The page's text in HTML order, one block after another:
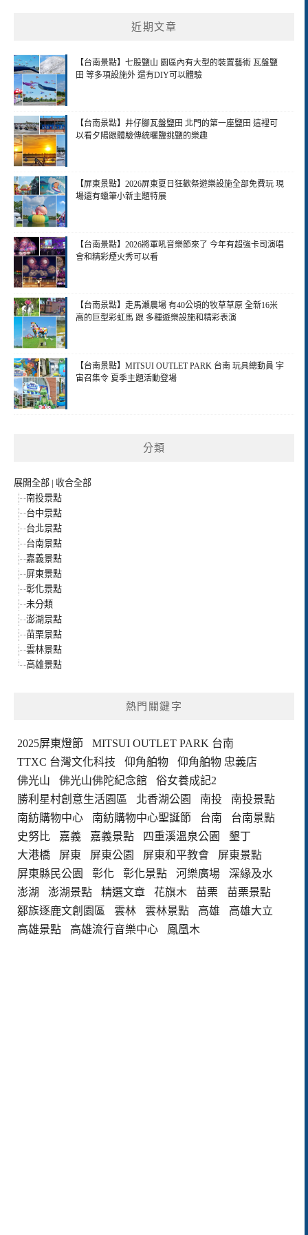
近期文章
【台南景點】七股鹽山 園區內有大型的裝置藝術 瓦盤鹽
田 等多項設施外 還有DIY可以體驗
【台南景點】井仔腳瓦盤鹽田 北門的第一座鹽田 這裡可
以看夕陽跟體驗傳統曬鹽挑鹽的樂趣
【屏東景點】2026屏東夏日狂歡祭遊樂設施全部免費玩 現
場還有蠟筆小新主題特展
【台南景點】2026將軍吼音樂節來了 今年有超強卡司演唱
會和精彩煙火秀可以看
【台南景點】走馬瀨農場 有40公頃的牧草草原 全新16米
高的巨型彩虹馬 跟 多種遊樂設施和精彩表演
【台南景點】MITSUI OUTLET PARK 台南 玩具總動員 宇
宙召集令 夏季主題活動登場
分類
展開全部 | 收合全部
南投景點
台中景點
台北景點
台南景點
嘉義景點
屏東景點
彰化景點
未分類
澎湖景點
苗栗景點
雲林景點
高雄景點
熱門關鍵字
2025屏東燈節
MITSUI OUTLET PARK 台南
TTXC 台灣文化科技
仰角舶物
仰角舶物 忠義店
佛光山
佛光山佛陀紀念館
俗女養成記2
勝利星村創意生活園區
北香湖公園 南投
南投景點
南紡購物中心
南紡購物中心聖誕節 台南
台南景點
史努比
嘉義 嘉義景點 四重溪溫泉公園
墾丁
大港橋
屏東 屏東公園 屏東和平教會
屏東景點
屏東縣民公園
彰化 彰化景點 河樂廣場
深緣及水
澎湖
澎湖景點 精選文章 花旗木 苗栗
苗栗景點
鄒族逐鹿文創園區
雲林 雲林景點 高雄
高雄大立
高雄景點
高雄流行音樂中心 鳳凰木